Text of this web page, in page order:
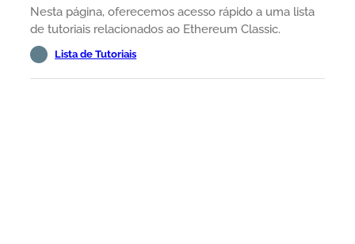
Nesta página, oferecemos acesso rápido a uma lista
de tutoriais relacionados ao Ethereum Classic.
Lista de Tutoriais